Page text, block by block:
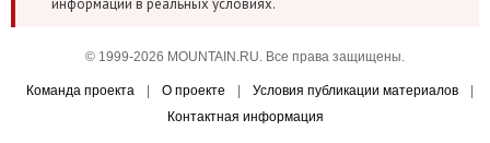
информации в реальных условиях.
© 1999-2026 MOUNTAIN.RU. Все права защищены.
Команда проекта О проекте Условия публикации материалов
Контактная информация